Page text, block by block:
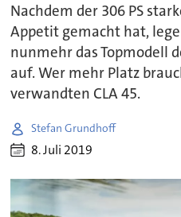
Nachdem der 306 PS
Appetit gemacht hat,
nunmehr das Topmodell
auf. Wer mehr Platz
verwandten CLA 45.
Stefan Grundhoff
8. Juli 2019